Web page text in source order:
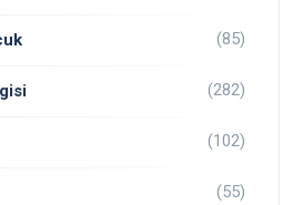
(85)
(282)
(102)
(55)